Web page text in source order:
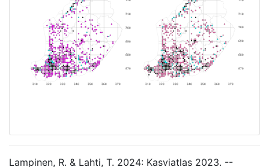
Lampinen, R. & Lahti, T. 2024: Kasviatlas 2023. --